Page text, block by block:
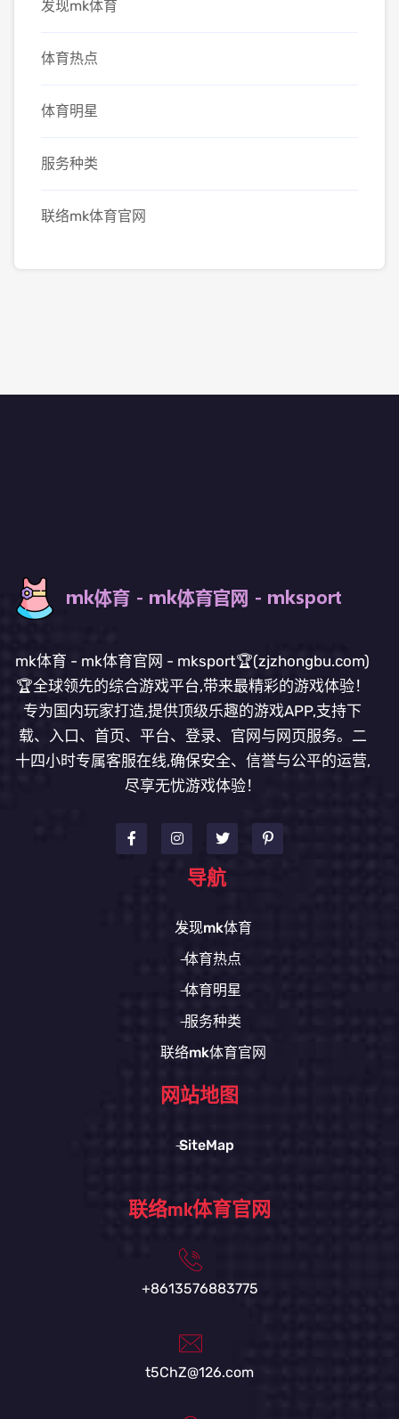
发现mk体育
体育热点
体育明星
服务种类
联络mk体育官网
mk体育 - mk体育官网 - mksport🏆(zjzhongbu.com)
🏆全球领先的综合游戏平台,带来最精彩的游戏体验！
专为国内玩家打造,提供顶级乐趣的游戏APP,支持下
载、入口、首页、平台、登录、官网与网页服务。二
十四小时专属客服在线,确保安全、信誉与公平的运营,
尽享无忧游戏体验！
导航
发现mk体育
体育热点
体育明星
服务种类
联络mk体育官网
网站地图
SiteMap
联络mk体育官网
+8613576883775
t5ChZ@126.com